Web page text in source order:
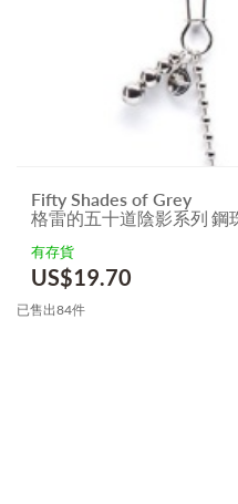
Fifty Shades of Grey
格雷的五十道陰影系列 鋼
有存貨
US$19.70
已售出84件